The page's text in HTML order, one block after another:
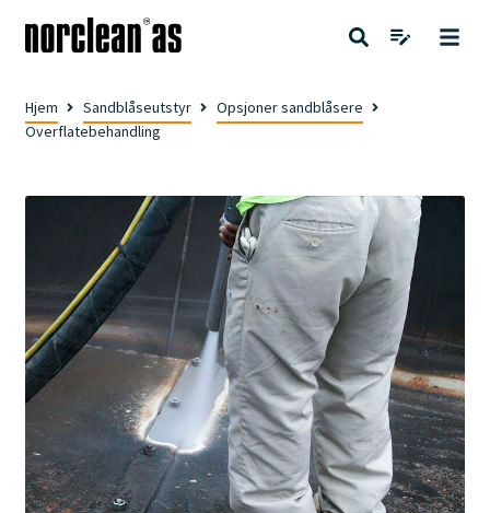
Hjem Sandblåseutstyr
Opsjoner sandblåsere
Overflatebehandling